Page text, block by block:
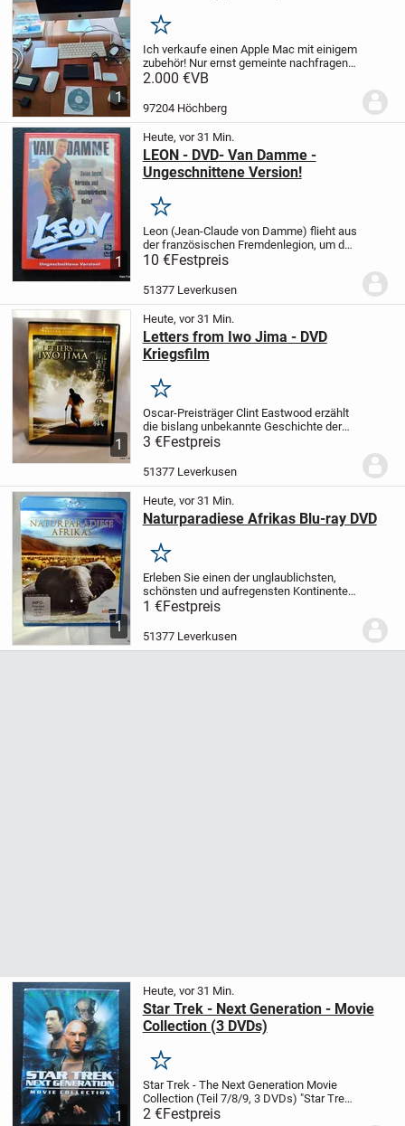
1
Merken
Ich verkaufe einen Apple Mac mit einigem
zubehör! Nur ernst gemeinte nachfragen!
Alle anfragen,werden beantwortet!
2.000 €VB
97204 Höchberg
1
Heute, vor 31 Min.
LEON - DVD- Van Damme -
Ungeschnittene Version!
Merken
Leon (Jean-Claude von Damme) flieht aus
der französischen Fremdenlegion, um den
Tod seines Bruders zu rächen, der von
Drogendealern brutal ermordet wurde. Im
New Yorker Frachthafen angekommen,
10 €Festpreis
51377 Leverkusen
1
Heute, vor 31 Min.
Letters from Iwo Jima - DVD
Kriegsfilm
Merken
Oscar-Preisträger Clint Eastwood erzählt
die bislang unbekannte Geschichte der
japanischen Soldaten, die ihr Heimatland
gegen die amerikanischen Angreifer
während des zweiten Weltkrieges
3 €Festpreis
51377 Leverkusen
1
Heute, vor 31 Min.
Naturparadiese Afrikas Blu-ray DVD
Merken
Erleben Sie einen der unglaublichsten,
schönsten und aufregensten Kontinente
unserer Erde.Episode 1: Nambia
2: Ngorongoro
Episode 4: Sambesi
1 €Festpreis
51377 Leverkusen
1
Heute, vor 31 Min.
Star Trek - Next Generation - Movie
Collection (3 DVDs)
Merken
Star Trek - The Next Generation Movie
Collection (Teil 7/8/9, 3 DVDs) "Star Trek
7 - Treffen der Generationen"
2 €Festpreis